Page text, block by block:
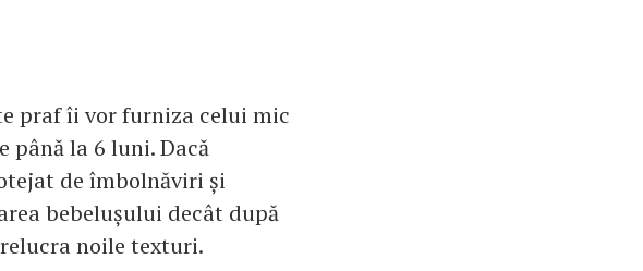
praf îi vor furniza celui mic
până la 6 luni. Dacă
de îmbolnăviri și
bebelușului decât după
noile texturi.